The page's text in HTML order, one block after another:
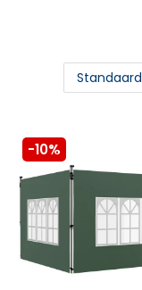
-10%